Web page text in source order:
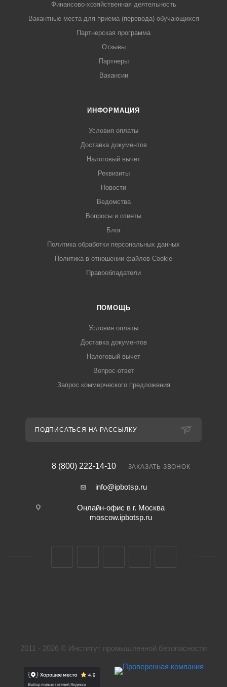
Финансово-хозяйственная деятельность
Вакантные места для приема (перевода) обучающихся
Партнерская программа
Отзывы
Партнеры
Вакансии
ИНФОРМАЦИЯ
Условия оплаты
Доставка документов
Налоговый вычет
Реквизиты
Новости
Ведомства
Вопросы и ответы
Блог
Политика обработки персональных данных
Политика в отношении файлов Cookie
Правообладатели
ПОМОЩЬ
Условия оплаты
Доставка документов
Налоговый вычет
Вопрос-ответ
Запрос коммерческого предложения
ПОДПИСАТЬСЯ НА РАССЫЛКУ
8 (800) 222-14-10 ЗАКАЗАТЬ ЗВОНОК
info@ipbotsp.ru
Онлайн-офис в г. Москва
moscow.ipbotsp.ru
2011 - 2026 © Институт промышленной безопасности